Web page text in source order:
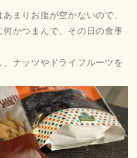
まりお腹が空かないので、
かつまんで、その日の食事
ナッツやドライフルーツを